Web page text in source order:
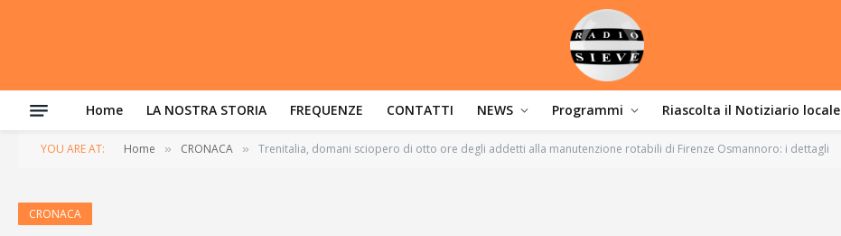
Home LA NOSTRA STORIA FREQUENZE CONTATTI NEWS Programmi Riascolta il Notiziario locale
YOU ARE AT: Home » CRONACA » Trenitalia, domani sciopero di otto ore degli addetti alla manutenzione rotabili di Firenze Osmannoro: i dettagli
CRONACA